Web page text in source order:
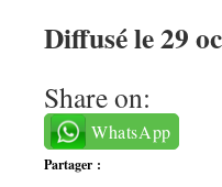
Diffusé le 29
Share on:
WhatsApp
Partager :